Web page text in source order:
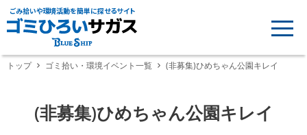
ごみ拾いや環境活動を簡単に探せるサイト
トップ ゴミ拾い・環境イベント一覧 (非募集)ひめちゃん公園キレイ
(非募集)ひめちゃん公園キレイ